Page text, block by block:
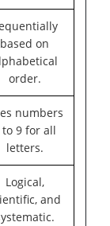
based on
order.
numbers
to 9 for all
letters.
Logical,
and